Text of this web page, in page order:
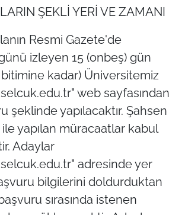
ŞEKLİ YERİ VE ZAMANI
Resmi Gazete'de
günü izleyen 15 (onbeş) gün
kadar) Üniversitemiz
web sayfasından
şeklinde yapılacaktır. Şahsen
yapılan müracaatlar kabul
Adaylar
adresinde yer
bilgilerini doldurduktan
sırasında istenen